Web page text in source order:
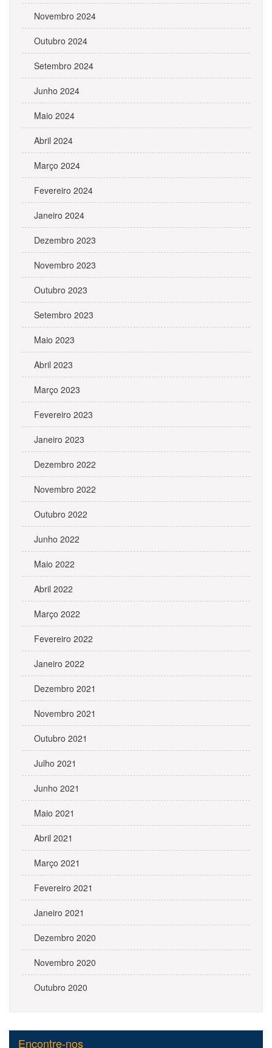
Novembro 2024
Outubro 2024
Setembro 2024
Junho 2024
Maio 2024
Abril 2024
Março 2024
Fevereiro 2024
Janeiro 2024
Dezembro 2023
Novembro 2023
Outubro 2023
Setembro 2023
Maio 2023
Abril 2023
Março 2023
Fevereiro 2023
Janeiro 2023
Dezembro 2022
Novembro 2022
Outubro 2022
Junho 2022
Maio 2022
Abril 2022
Março 2022
Fevereiro 2022
Janeiro 2022
Dezembro 2021
Novembro 2021
Outubro 2021
Julho 2021
Junho 2021
Maio 2021
Abril 2021
Março 2021
Fevereiro 2021
Janeiro 2021
Dezembro 2020
Novembro 2020
Outubro 2020
Encontre-nos